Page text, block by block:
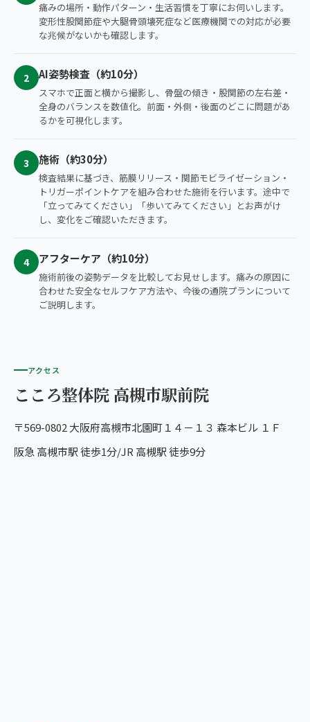
痛みの場所・動作パターン・生活習慣を丁寧にお伺いします。
変形性股関節症や大腿骨頭壊死症など医療機関での対応が必要
な兆候がないかも確認します。
2 AI姿勢検査（約10分）
スマホで正面と横から撮影し、骨盤の傾き・股関節の左右差・
全身のバランスを数値化。前面・外側・後面のどこに問題があ
るかを可視化します。
3 施術（約30分）
検査結果に基づき、筋膜リリース・関節モビライゼーション・
トリガーポイントケアを組み合わせた施術を行います。途中で
「立ってみてください」「歩いてみてください」とお声がけ
し、変化をご確認いただきます。
4 アフターケア（約10分）
施術前後の姿勢データを比較してお見せします。痛みの原因に
合わせた安全なセルフケア方法や、今後の通院プランについて
ご説明します。
アクセス
こころ整体院 高槻市駅前院
〒569-0802 大阪府高槻市北園町１４－１３ 森本ビル １Ｆ
阪急 高槻市駅 徒歩1分/JR 高槻駅 徒歩9分